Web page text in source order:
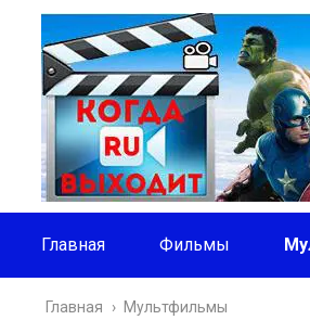
Главная Фильмы
Главная › Мультфильмы